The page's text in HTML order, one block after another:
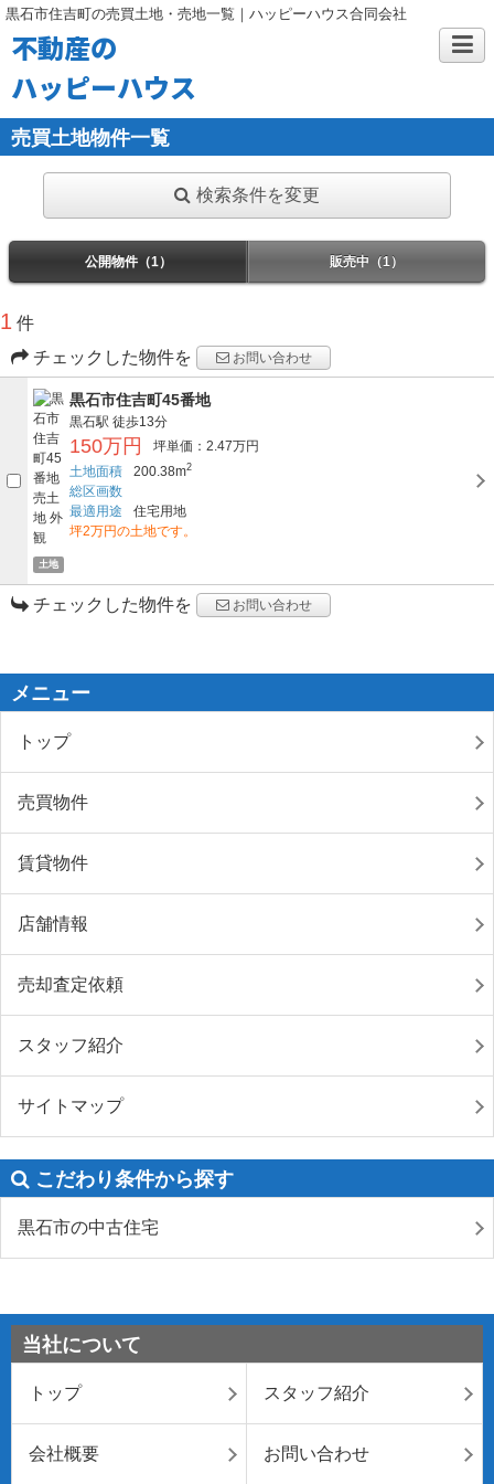
黒石市住吉町の売買土地・売地一覧｜ハッピーハウス合同会社
不動産の
ハッピーハウス
売買土地物件一覧
検索条件を変更
公開物件（1） 販売中（1）
1 件
チェックした物件を
お問い合わせ
土地
黒石市住吉町45番地
黒石駅 徒歩13分
150万円
坪単価：2.47万円
土地面積
200.38m2
総区画数
最適用途
住宅用地
坪2万円の土地です。
チェックした物件を お問い合わせ
メニュー
トップ
売買物件
賃貸物件
店舗情報
売却査定依頼
スタッフ紹介
サイトマップ
こだわり条件から探す
黒石市の中古住宅
当社について
トップ スタッフ紹介
会社概要 お問い合わせ